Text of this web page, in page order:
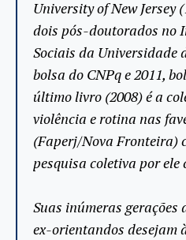
University of New Jersey
dois pós-doutorados no
Sociais da Universidade
bolsa do CNPq e 2011,
último livro (2008) é a
violência e rotina nas
(Faperj/Nova Fronteira)
pesquisa coletiva por ele
Suas inúmeras gerações
ex-orientandos desejam